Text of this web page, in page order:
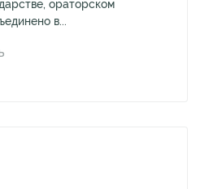
ораторском
в...